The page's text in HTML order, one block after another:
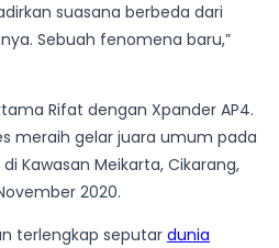
suasana berbeda dari
Sebuah fenomena baru,”
Rifat dengan Xpander AP4.
meraih gelar juara umum pada
Kawasan Meikarta, Cikarang,
2020.
terlengkap seputar dunia